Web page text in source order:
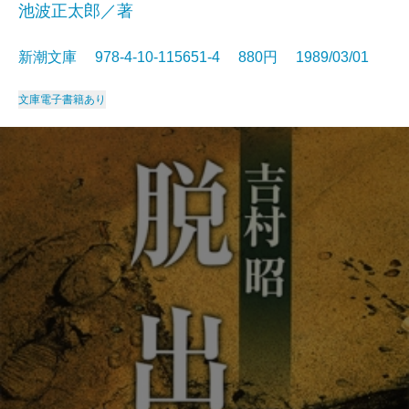
池波正太郎／著
新潮文庫 978-4-10-115651-4 880円 1989/03/01
文庫電子書籍あり